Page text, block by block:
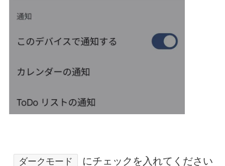
ダークモード にチェックを入れてください